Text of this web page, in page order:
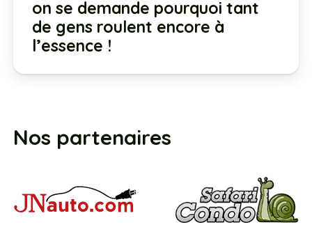
on se demande pourquoi tant
de gens roulent encore à
l’essence !
Nos partenaires